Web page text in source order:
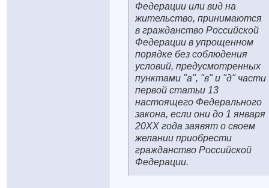
Федерации или вид на
жительство, принимаются
в гражданство Российской
Федерации в упрощенном
порядке без соблюдения
условий, предусмотренных
пунктами "а", "в" и "д" части
первой статьи 13
настоящего Федерального
закона, если они до 1 января
20ХХ года заявят о своем
желании приобрести
гражданство Российской
Федерации.